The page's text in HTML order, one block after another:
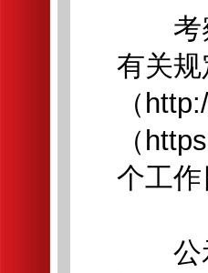
考察
有关
（
（
个工
公示